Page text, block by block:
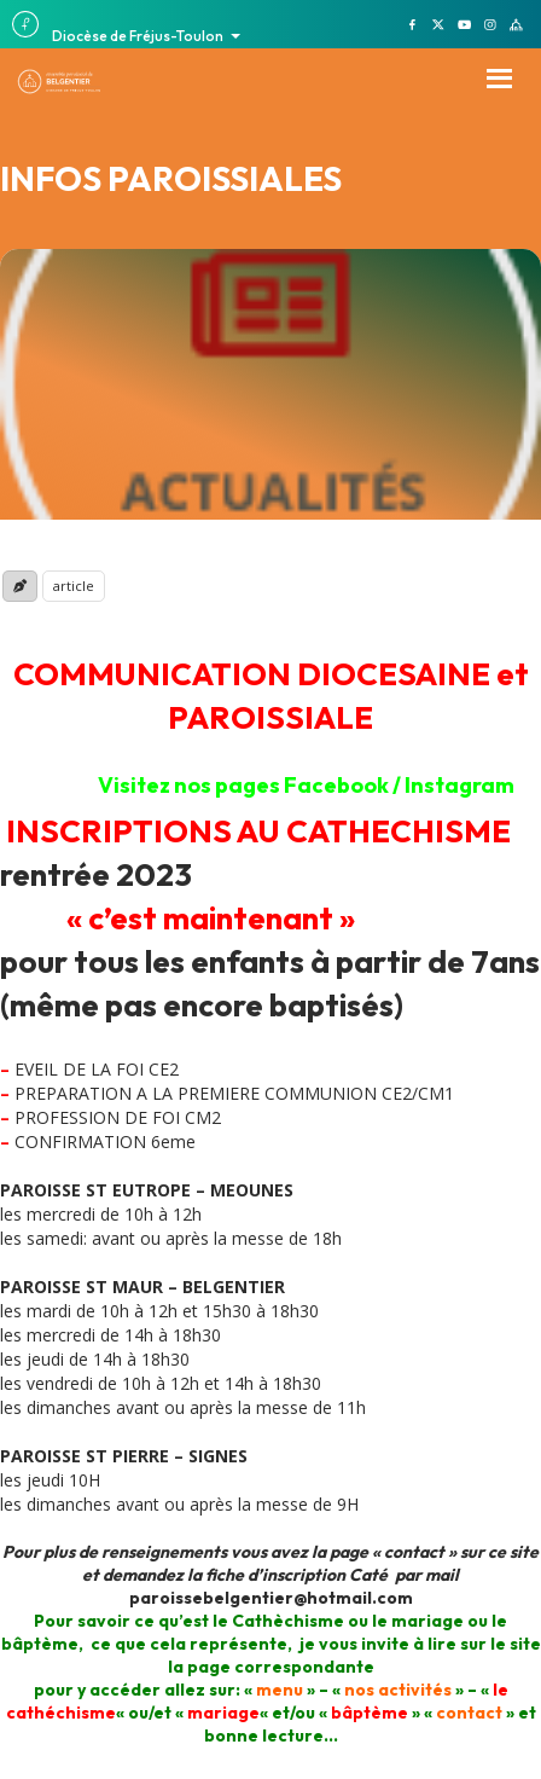
Diocèse de Fréjus-Toulon
INFOS PAROISSIALES
article
COMMUNICATION DIOCESAINE et
PAROISSIALE
Visitez nos pages Facebook / Instagram
INSCRIPTIONS AU CATHECHISME
rentrée 2023
« c’est maintenant »
pour tous les enfants à partir de 7ans
(même pas encore baptisés)
– EVEIL DE LA FOI CE2
– PREPARATION A LA PREMIERE COMMUNION CE2/CM1
– PROFESSION DE FOI CM2
– CONFIRMATION 6eme
PAROISSE ST EUTROPE – MEOUNES
les mercredi de 10h à 12h
les samedi: avant ou après la messe de 18h
PAROISSE ST MAUR – BELGENTIER
les mardi de 10h à 12h et 15h30 à 18h30
les mercredi de 14h à 18h30
les jeudi de 14h à 18h30
les vendredi de 10h à 12h et 14h à 18h30
les dimanches avant ou après la messe de 11h
PAROISSE ST PIERRE – SIGNES
les jeudi 10H
les dimanches avant ou après la messe de 9H
Pour plus de renseignements vous avez la page «contact» sur ce site
et demandez la fiche d’inscription Caté par mail
paroissebelgentier@hotmail.com
Pour savoir ce qu’est le Cathèchisme ou le mariage ou le
bâptème, ce que cela représente, je vous invite à lire sur le site
la page correspondante
pour y accéder allez sur: « menu» – « nos activités» – « le
cathéchisme« ou/et « mariage« et/ou « bâptème » « contact» et
bonne lecture…